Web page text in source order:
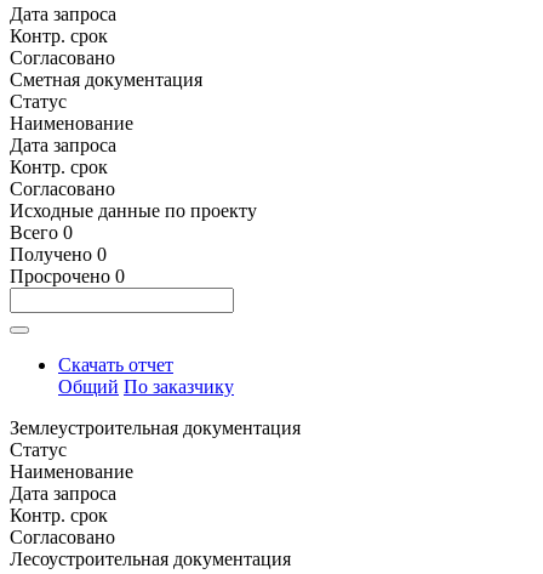
Дата запроса
Контр. срок
Согласовано
Сметная документация
Статус
Наименование
Дата запроса
Контр. срок
Согласовано
Исходные данные по проекту
Всего 0
Получено 0
Просрочено 0
Скачать отчет
Общий По заказчику
Землеустроительная документация
Статус
Наименование
Дата запроса
Контр. срок
Согласовано
Лесоустроительная документация